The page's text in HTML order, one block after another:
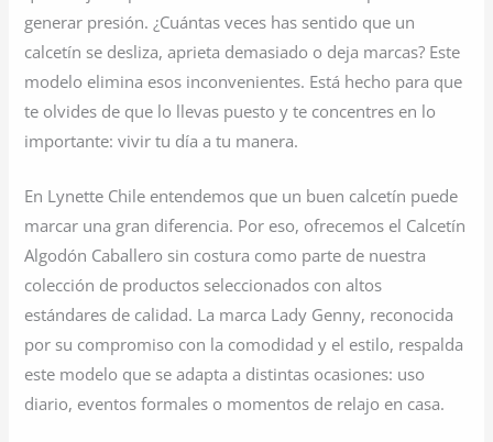
generar presión. ¿Cuántas veces has sentido que un
calcetín se desliza, aprieta demasiado o deja marcas? Este
modelo elimina esos inconvenientes. Está hecho para que
te olvides de que lo llevas puesto y te concentres en lo
importante: vivir tu día a tu manera.
En Lynette Chile entendemos que un buen calcetín puede
marcar una gran diferencia. Por eso, ofrecemos el Calcetín
Algodón Caballero sin costura como parte de nuestra
colección de productos seleccionados con altos
estándares de calidad. La marca Lady Genny, reconocida
por su compromiso con la comodidad y el estilo, respalda
este modelo que se adapta a distintas ocasiones: uso
diario, eventos formales o momentos de relajo en casa.